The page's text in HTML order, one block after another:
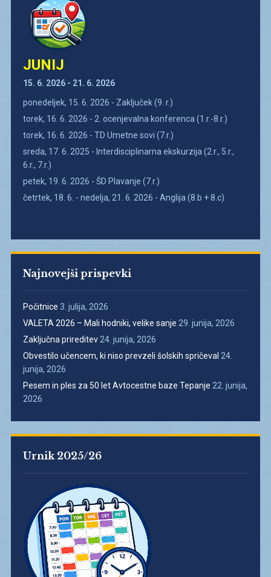
JUNIJ
15. 6. 2026 - 21. 6. 2026
ponedeljek, 15. 6. 2026 - Zaključek (9. r.)
torek, 16. 6. 2026 - 2. ocenjevalna konferenca (1.r.-8.r.)
torek, 16. 6. 2026 - TD Umetne sovi (7.r.)
sreda, 17. 6. 2025 - Interdisciplinarna ekskurzija (2.r., 5.r.,
6.r., 7.r.)
petek, 19. 6. 2026 - ŠD Plavanje (7.r.)
četrtek, 18. 6. - nedelja, 21. 6. 2026 - Anglija (8.b + 8.c)
Najnovejši prispevki
Počitnice 3. julija, 2026
VALETA 2026 – Mali hodniki, velike sanje 29. junija, 2026
Zaključna prireditev 24. junija, 2026
Obvestilo učencem, ki niso prevzeli šolskih spričeval 24.
junija, 2026
Pesem in ples za 50 let Avtocestne baze Tepanje 22. junija,
2026
Urnik 2025/26